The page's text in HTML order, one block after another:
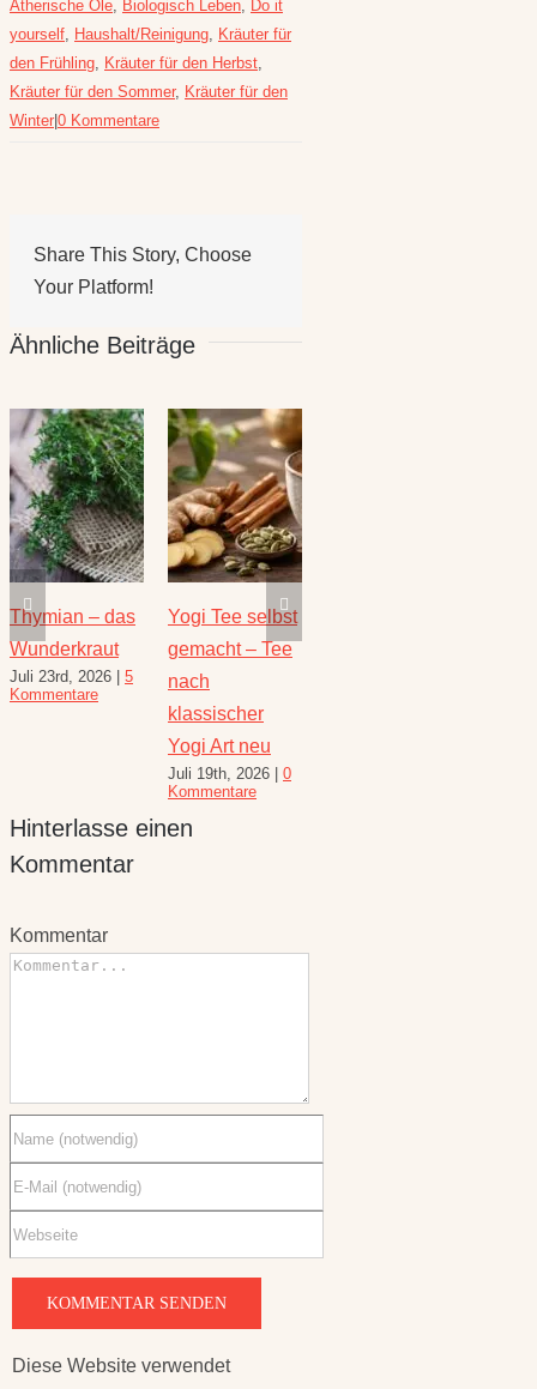
Ätherische Öle, Biologisch Leben, Do it
yourself, Haushalt/Reinigung, Kräuter für
den Frühling, Kräuter für den Herbst,
Kräuter für den Sommer, Kräuter für den
Winter 0 Kommentare
Share This Story, Choose
Your Platform!
Ähnliche Beiträge
Thymian – das
Wunderkraut
Juli 23rd, 2026
5
Kommentare
Yogi Tee selbst
gemacht – Tee
nach
klassischer
Yogi Art neu
Juli 19th, 2026
0
Kommentare
Hinterlasse einen
Kommentar
Kommentar
Diese Website verwendet